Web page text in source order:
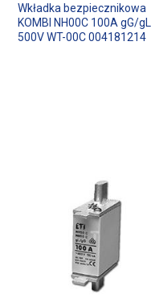
Wkładka bezpiecznikowa
KOMBI NH00C 100A gG/gL
500V WT-00C 004181214